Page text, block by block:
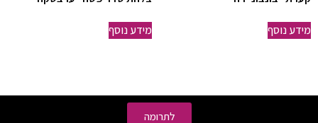
מידע נוסף מידע נוסף
לתרומה